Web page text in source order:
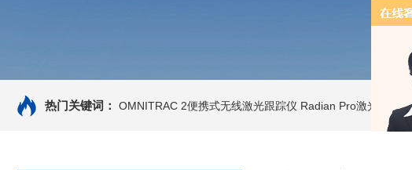
热门关键词： OMNITRAC 2便携式无线激光跟踪仪 Radian Pro激光跟踪仪